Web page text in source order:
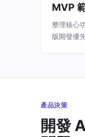
MVP
整理核心
版開發優
產品決策
開發